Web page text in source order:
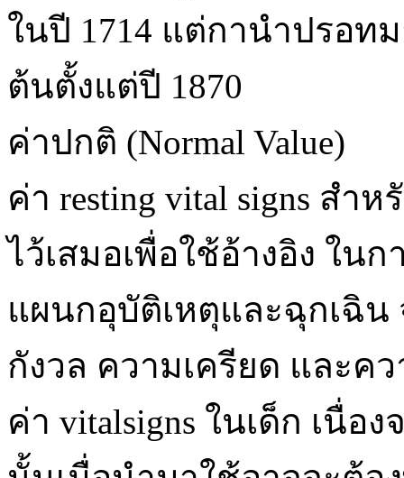
ในปี 1714 แต่กานำปรอท
ต้นตั้งแต่ปี 1870
ค่าปกติ (Normal Value)
ค่า resting vital signs สำ
ไว้เสมอเพื่อใช้อ้างอิง ใน
แผนกอุบัติเหตุและฉุกเฉิ
กังวล ความเครียด และค
ค่า vitalsigns ในเด็ก เนื่